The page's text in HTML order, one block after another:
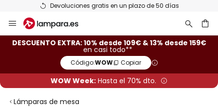
Devoluciones gratis en un plazo de 50 días
al
contenido
DESCUENTO EXTRA: 10% desde 109€ & 13% desde 159€
en casi todo**
Código:WOW Copiar
WOW Week: Hasta el 70% dto.
Lámparas de mesa